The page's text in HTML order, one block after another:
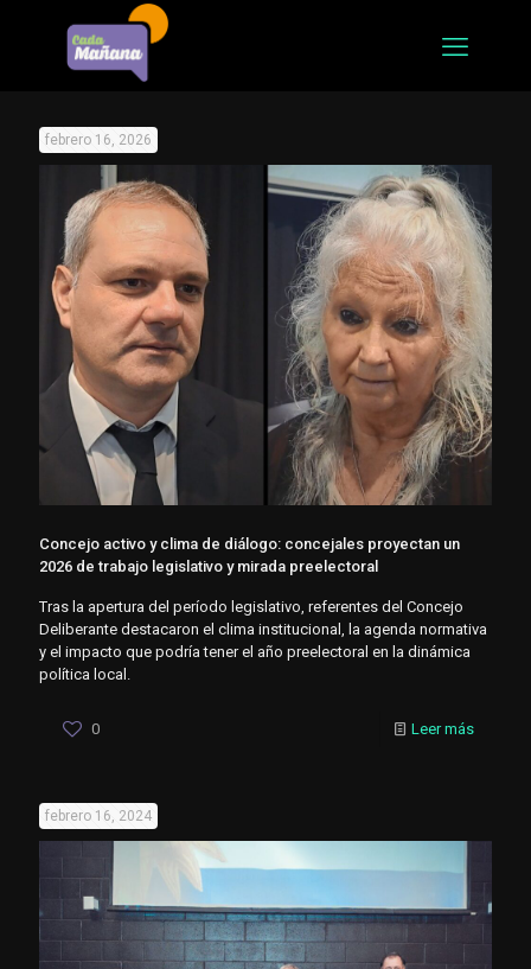
febrero 16, 2026
Concejo activo y clima de diálogo: concejales proyectan un
2026 de trabajo legislativo y mirada preelectoral
Tras la apertura del período legislativo, referentes del Concejo
Deliberante destacaron el clima institucional, la agenda normativa
y el impacto que podría tener el año preelectoral en la dinámica
política local.
0 Leer más
febrero 16, 2024